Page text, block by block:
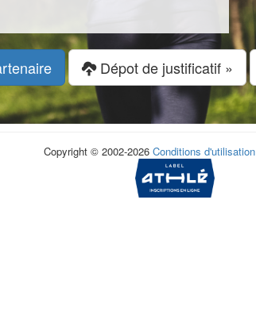
Dépot de justificatif »
Copyright © 2002-2026 Conditions d'utilisation